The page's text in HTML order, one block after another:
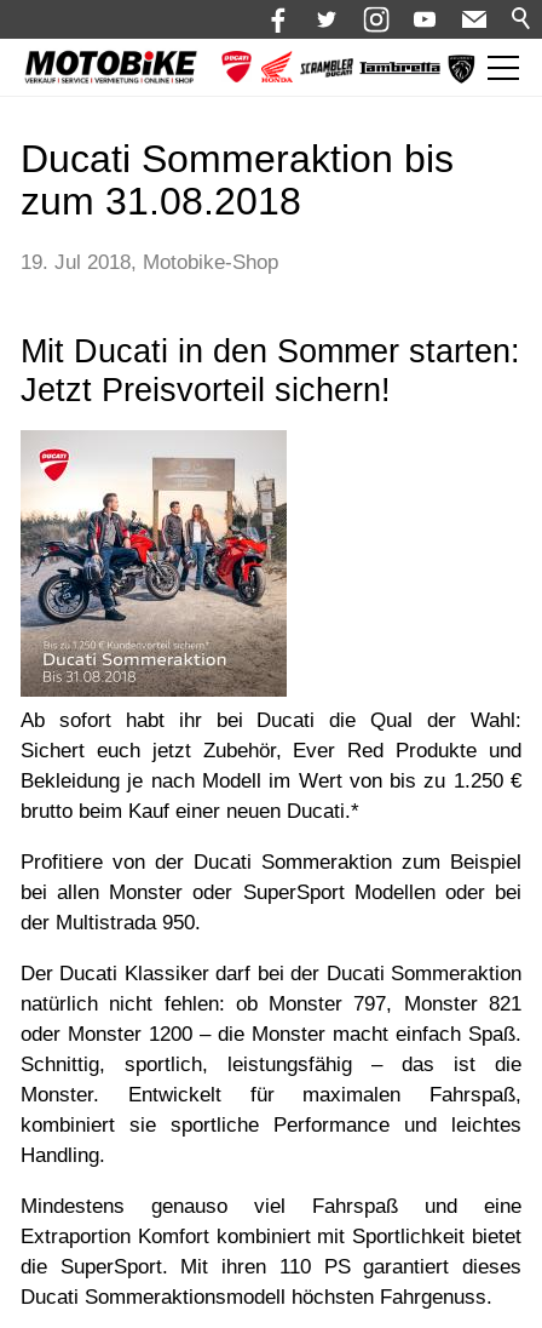
Shop 🛒
Bikes
Motorrad mieten
Service
Über uns
Blog
Karriere bei Motobike.de
Probefahrt vereinbaren
Inhaltsverzeichnis
Impressum
Datenschutz
Gebrauchtwagen-Verkaufsbedingungen
Über uns
Ducati Sommeraktion bis
zum 31.08.2018
19. Jul 2018 Motobike-Shop
Mit Ducati in den Sommer starten:
Jetzt Preisvorteil sichern!
Ab sofort habt ihr bei Ducati die Qual der Wahl:
Sichert euch jetzt Zubehör, Ever Red Produkte und
Bekleidung je nach Modell im Wert von bis zu 1.250 €
brutto beim Kauf einer neuen Ducati.*
Profitiere von der Ducati Sommeraktion zum Beispiel
bei allen Monster oder SuperSport Modellen oder bei
der Multistrada 950.
Der Ducati Klassiker darf bei der Ducati Sommeraktion
natürlich nicht fehlen: ob Monster 797, Monster 821
oder Monster 1200 – die Monster macht einfach Spaß.
Schnittig, sportlich, leistungsfähig – das ist die
Monster. Entwickelt für maximalen Fahrspaß,
kombiniert sie sportliche Performance und leichtes
Handling.
Mindestens genauso viel Fahrspaß und eine
Extraportion Komfort kombiniert mit Sportlichkeit bietet
die SuperSport. Mit ihren 110 PS garantiert dieses
Ducati Sommeraktionsmodell höchsten Fahrgenuss.